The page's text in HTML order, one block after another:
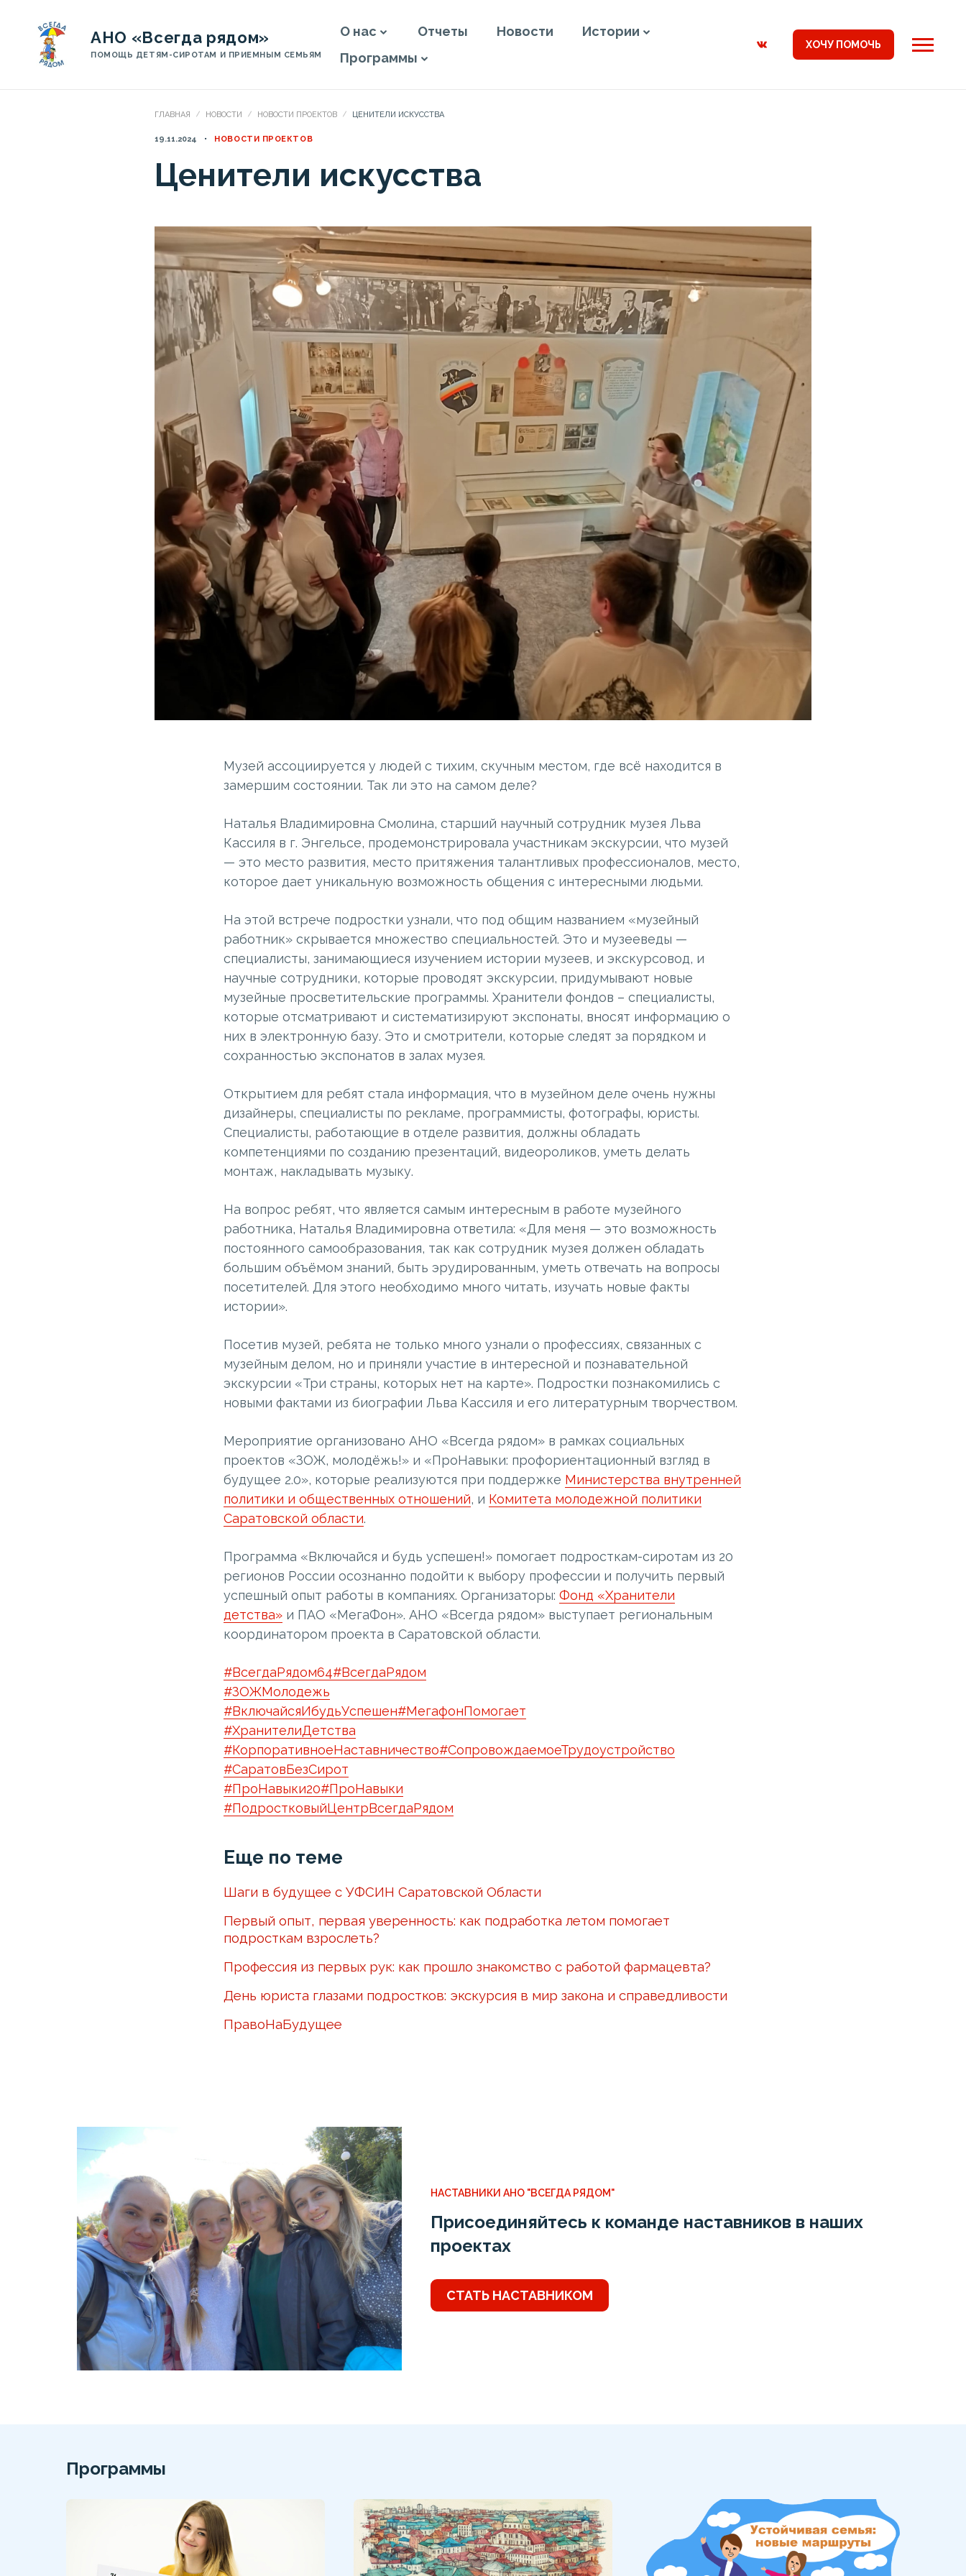
АНО «Всегда рядом»
ПОМОЩЬ ДЕТЯМ-СИРОТАМ И ПРИЕМНЫМ СЕМЬЯМ
О нас Отчеты Новости
Истории
Программы
ХОЧУ ПОМОЧЬ
ГЛАВНАЯ НОВОСТИ НОВОСТИ ПРОЕКТОВ ЦЕНИТЕЛИ ИСКУССТВА
19.11.2024 НОВОСТИ ПРОЕКТОВ
Ценители искусства
Музей ассоциируется у людей с тихим, скучным местом, где всё находится в
замершим состоянии. Так ли это на самом деле?
Наталья Владимировна Смолина, старший научный сотрудник музея Льва
Кассиля в г. Энгельсе, продемонстрировала участникам экскурсии, что музей
— это место развития, место притяжения талантливых профессионалов, место,
которое дает уникальную возможность общения с интересными людьми.
На этой встрече подростки узнали, что под общим названием «музейный
работник» скрывается множество специальностей. Это и музееведы —
специалисты, занимающиеся изучением истории музеев, и экскурсовод, и
научные сотрудники, которые проводят экскурсии, придумывают новые
музейные просветительские программы. Хранители фондов – специалисты,
которые отсматривают и систематизируют экспонаты, вносят информацию о
них в электронную базу. Это и смотрители, которые следят за порядком и
сохранностью экспонатов в залах музея.
Открытием для ребят стала информация, что в музейном деле очень нужны
дизайнеры, специалисты по рекламе, программисты, фотографы, юристы.
Специалисты, работающие в отделе развития, должны обладать
компетенциями по созданию презентаций, видеороликов, уметь делать
монтаж, накладывать музыку.
На вопрос ребят, что является самым интересным в работе музейного
работника, Наталья Владимировна ответила: «Для меня — это возможность
постоянного самообразования, так как сотрудник музея должен обладать
большим объёмом знаний, быть эрудированным, уметь отвечать на вопросы
посетителей. Для этого необходимо много читать, изучать новые факты
истории».
Посетив музей, ребята не только много узнали о профессиях, связанных с
музейным делом, но и приняли участие в интересной и познавательной
экскурсии «Три страны, которых нет на карте». Подростки познакомились с
новыми фактами из биографии Льва Кассиля и его литературным творчеством.
Мероприятие организовано АНО «Всегда рядом» в рамках социальных
проектов «ЗОЖ, молодёжь!» и «ПроНавыки: профориентационный взгляд в
будущее 2.0», которые реализуются при поддержке Министерства внутренней
политики и общественных отношений, и Комитета молодежной политики
Саратовской области.
Программа «Включайся и будь успешен!» помогает подросткам-сиротам из 20
регионов России осознанно подойти к выбору профессии и получить первый
успешный опыт работы в компаниях. Организаторы: Фонд «Хранители
детства»и ПАО «МегаФон». АНО «Всегда рядом» выступает региональным
координатором проекта в Саратовской области.
#ВсегдаРядом64#ВсегдаРядом
#ЗОЖМолодежь
#ВключайсяИбудьУспешен#МегафонПомогает
#ХранителиДетства
#КорпоративноеНаставничество#СопровождаемоеТрудоустройство
#СаратовБезСирот
#ПроНавыки20#ПроНавыки
#ПодростковыйЦентрВсегдаРядом
Еще по теме
Шаги в будущее с УФСИН Саратовской Области
Первый опыт, первая уверенность: как подработка летом помогает
подросткам взрослеть?
Профессия из первых рук: как прошло знакомство с работой фармацевта?
День юриста глазами подростков: экскурсия в мир закона и справедливости
ПравоНаБудущее
НАСТАВНИКИ АНО "ВСЕГДА РЯДОМ"
Присоединяйтесь к команде наставников в наших
проектах
СТАТЬ НАСТАВНИКОМ
Программы